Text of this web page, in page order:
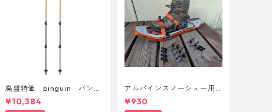
廃盤特価 pinguin バンブ
ーFLフォーム(ペア)
¥10,384
アルパインスノーシュー用
ストラップキャッチ(ペア)
¥930